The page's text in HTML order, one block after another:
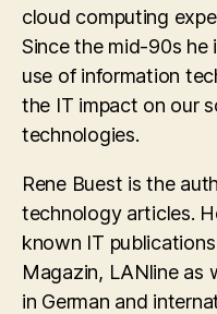
cloud computing
Since the mid-90s
use of information
the IT impact on our
technologies.
Rene Buest is the
technology articles.
known IT
Magazin, LANline as
in German and